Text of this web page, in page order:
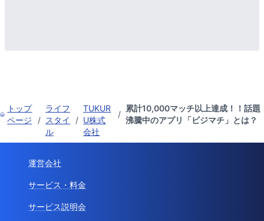
トップ
ページ
/
ライフ
スタイ
ル
/
TUKUR
U株式
会社
/
累計10,000マッチ以上達成！！話題
沸騰中のアプリ「ビジマチ」とは？
運営会社
サービス・料金
サービス説明会